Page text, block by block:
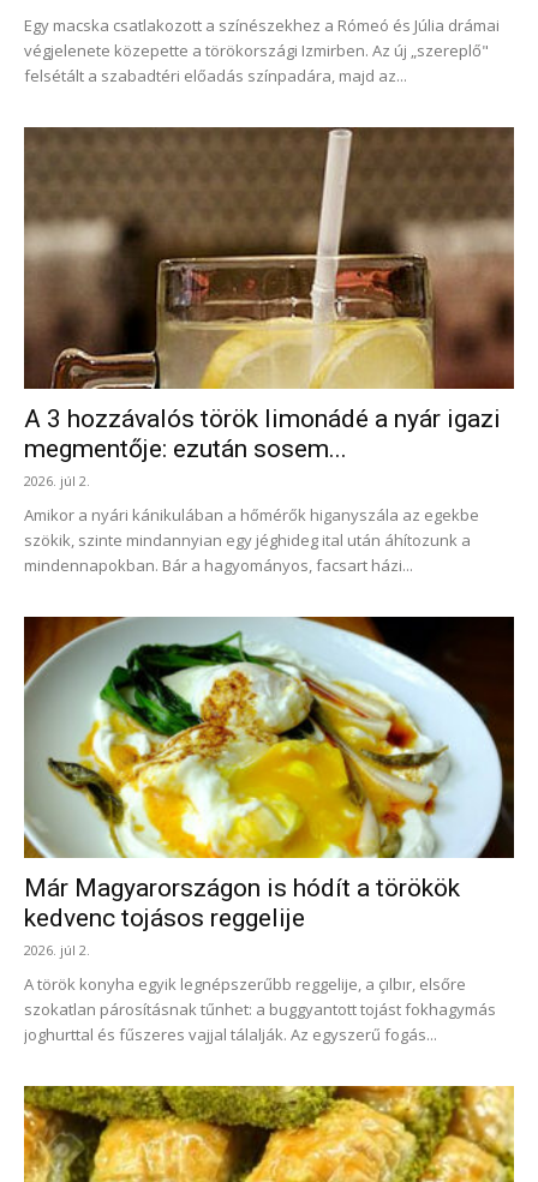
Egy macska csatlakozott a színészekhez a Rómeó és Júlia drámai
végjelenete közepette a törökországi Izmirben. Az új „szereplő"
felsétált a szabadtéri előadás színpadára, majd az...
A 3 hozzávalós török limonádé a nyár igazi
megmentője: ezután sosem...
2026. júl 2.
Amikor a nyári kánikulában a hőmérők higanyszála az egekbe
szökik, szinte mindannyian egy jéghideg ital után áhítozunk a
mindennapokban. Bár a hagyományos, facsart házi...
Már Magyarországon is hódít a törökök
kedvenc tojásos reggelije
2026. júl 2.
A török konyha egyik legnépszerűbb reggelije, a çılbır, elsőre
szokatlan párosításnak tűnhet: a buggyantott tojást fokhagymás
joghurttal és fűszeres vajjal tálalják. Az egyszerű fogás...